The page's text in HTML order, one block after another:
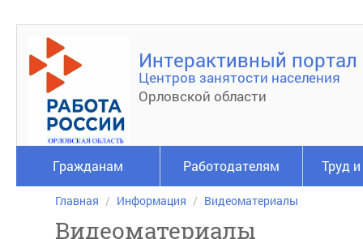
Интерактивный портал
Центров занятости населения
Орловской области
Гражданам Работодателям Труд
Главная Информация Видеоматериалы
Видеоматериалы